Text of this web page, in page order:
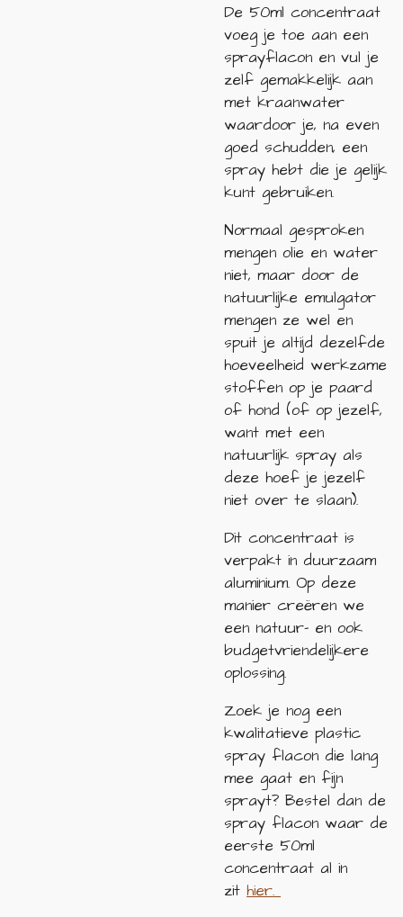
De 50ml concentraat
voeg je toe aan een
sprayflacon en vul je
zelf gemakkelijk aan
met kraanwater
waardoor je, na even
goed schudden, een
spray hebt die je gelijk
kunt gebruiken.
Normaal gesproken
mengen olie en water
niet, maar door de
natuurlijke emulgator
mengen ze wel en
spuit je altijd dezelfde
hoeveelheid werkzame
stoffen op je paard
of hond (of op jezelf,
want met een
natuurlijk spray als
deze hoef je jezelf
niet over te slaan).
Dit concentraat is
verpakt in duurzaam
aluminium. Op deze
manier creëren we
een natuur- en ook
budgetvriendelijkere
oplossing.
Zoek je nog een
kwalitatieve plastic
spray flacon die lang
mee gaat en fijn
sprayt? Bestel dan de
spray flacon waar de
eerste 50ml
concentraat al in
zit hier.